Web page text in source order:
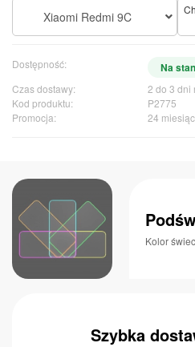
Xiaomi Redmi 9C
Dostępność: Na
Czas dostawy:
2 do 3 dni
Kod produktu:
P2775
Promocja:
24
Kolor
Szybka